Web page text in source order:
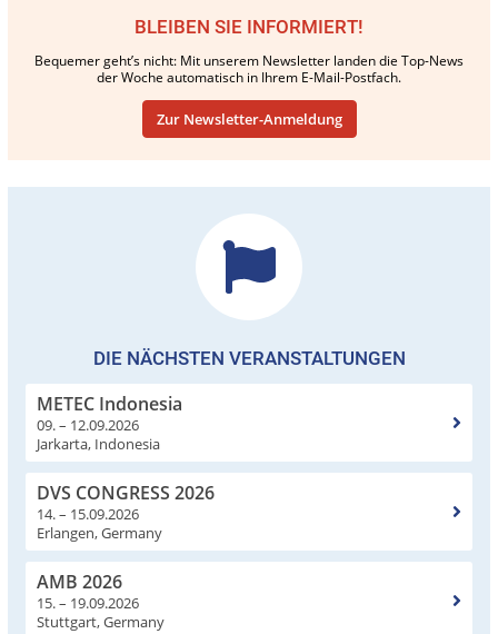
BLEIBEN SIE INFORMIERT!
Bequemer geht’s nicht: Mit unserem Newsletter landen die Top-News
der Woche automatisch in Ihrem E-Mail-Postfach.
Zur Newsletter-Anmeldung
DIE NÄCHSTEN VERANSTALTUNGEN
METEC Indonesia
09. – 12.09.2026
Jarkarta, Indonesia
DVS CONGRESS 2026
14. – 15.09.2026
Erlangen, Germany
AMB 2026
15. – 19.09.2026
Stuttgart, Germany